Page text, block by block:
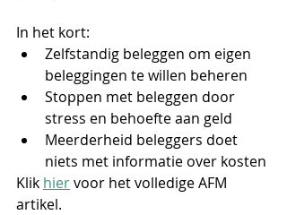
In het kort:
Zelfstandig beleggen om eigen
beleggingen te willen beheren
Stoppen met beleggen door
stress en behoefte aan geld
Meerderheid beleggers doet
niets met informatie over kosten
Klik hier voor het volledige AFM
artikel.